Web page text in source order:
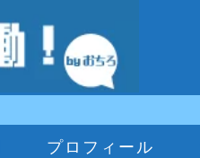
プロフィール